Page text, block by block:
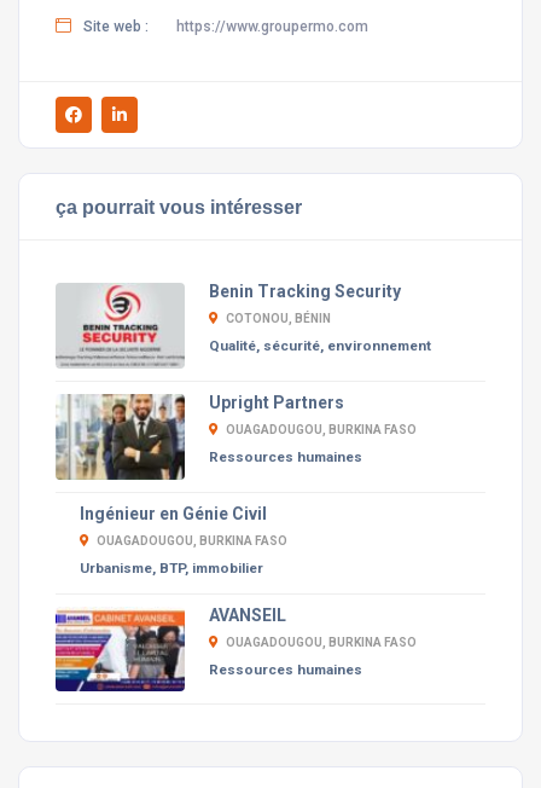
Site web : https://www.groupermo.com
ça pourrait vous intéresser
Benin Tracking Security
COTONOU, BÉNIN
Qualité, sécurité, environnement
Upright Partners
OUAGADOUGOU, BURKINA FASO
Ressources humaines
Ingénieur en Génie Civil
OUAGADOUGOU, BURKINA FASO
Urbanisme, BTP, immobilier
AVANSEIL
OUAGADOUGOU, BURKINA FASO
Ressources humaines